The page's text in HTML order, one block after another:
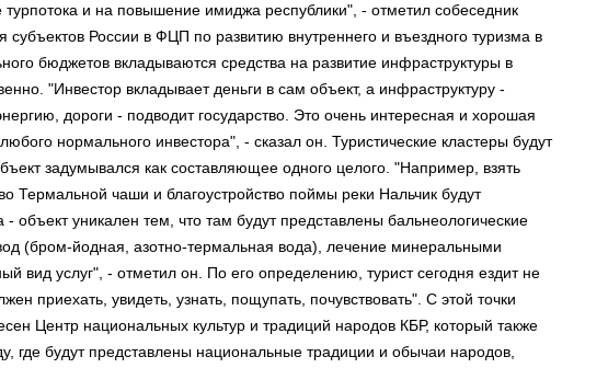
турпотока и на повышение имиджа республики", - отметил собеседник
субъектов России в ФЦП по развитию внутреннего и въездного туризма в
бюджетов вкладываются средства на развитие инфраструктуры в
"Инвестор вкладывает деньги в сам объект, а инфраструктуру -
дороги - подводит государство. Это очень интересная и хорошая
нормального инвестора", - сказал он. Туристические кластеры будут
задумывался как составляющее одного целого. "Например, взять
Термальной чаши и благоустройство поймы реки Нальчик будут
объект уникален тем, что там будут представлены бальнеологические
(бром-йодная, азотно-термальная вода), лечение минеральными
вид услуг", - отметил он. По его определению, турист сегодня ездит не
приехать, увидеть, узнать, пощупать, почувствовать". С этой точки
Центр национальных культур и традиций народов КБР, который также
где будут представлены национальные традиции и обычаи народов,